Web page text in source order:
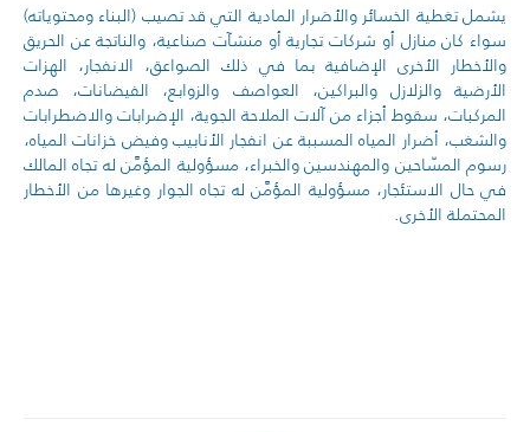
يشمل تغطية الخسائر والأضرار المادية التي قد تصيب (البناء ومحتوياته)
سواء كان منازل أو شركات تجارية أو منشآت صناعية، والناتجة عن الحريق
والأخطار الأخرى الإضافية بما في ذلك الصواعق، الانفجار، الهزات
الأرضية والزلازل والبراكين، العواصف والزوابع، الفيضانات، صدم
المركبات، سقوط أجزاء من آلات الملاحة الجوية، الإضرابات والاضطرابات
والشغب، أضرار المياه المسببة عن انفجار الأنابيب وفيض خزانات المياه،
رسوم المسّاحين والمهندسين والخبراء، مسؤولية المؤمَّن له تجاه المالك
في حال الاستئجار، مسؤولية المؤمَّن له تجاه الجوار وغيرها من الأخطار
المحتملة الأخرى.